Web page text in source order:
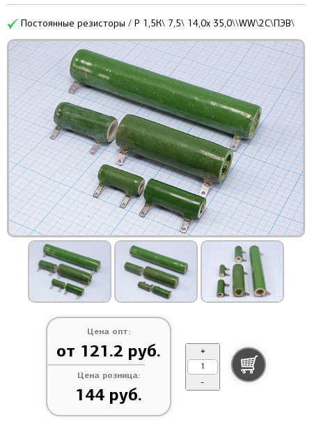
Постоянные резисторы / Р 1,5К\ 7,5\ 14,0x 35,0\\WW\2C\ПЭВ\
Цена опт:
от 121.2 руб.
Цена розница:
144 руб.
+
-